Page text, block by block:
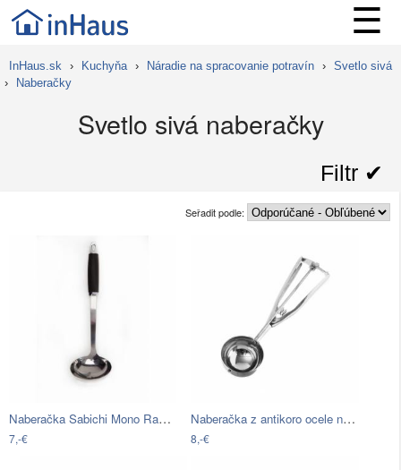
☰
InHaus.sk › Kuchyňa › Náradie na spracovanie potravín › Svetlo sivá
›
Naberačky
Svetlo sivá naberačky
Filtr ✔︎
Seřadit podle:
Naberačka Sabichi Mono Range
7,-€
Naberačka z antikoro ocele na zmrzlinu…
8,-€